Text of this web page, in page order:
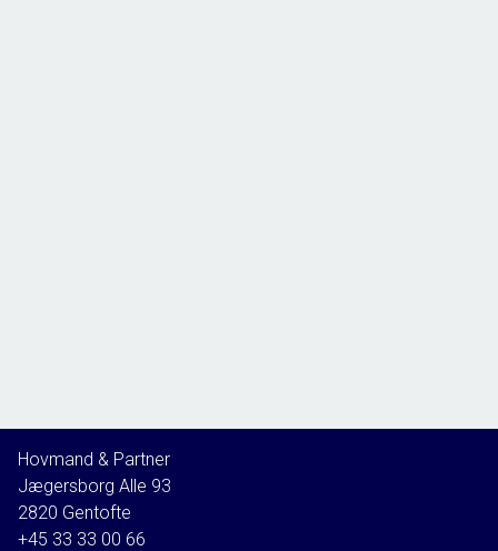
Hovmand & Partner
Jægersborg Alle 93
2820 Gentofte
+45 33 33 00 66